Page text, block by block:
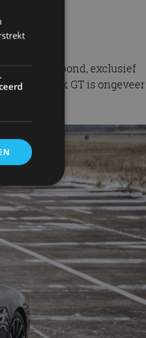
620.000 pond, exclusief
Speedback GT is ongeveer